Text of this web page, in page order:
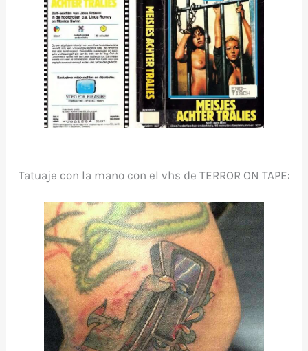
Tatuaje con la mano con el vhs de TERROR ON TAPE: